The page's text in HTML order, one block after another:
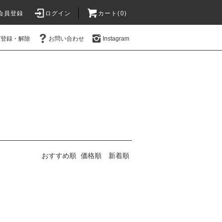
員登録 ログイン カート(0)
録・解除 お問い合わせ Instagram
おすすめ順 価格順 新着順